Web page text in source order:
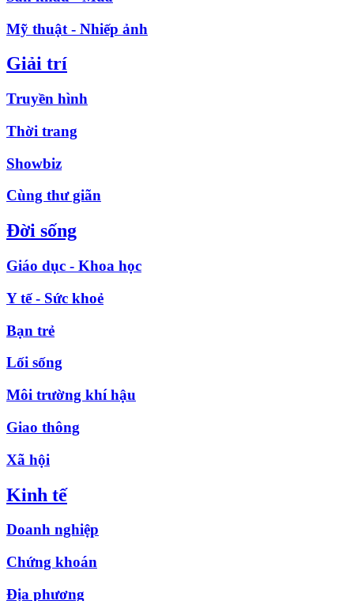
Mỹ thuật - Nhiếp ảnh
Giải trí
Truyền hình
Thời trang
Showbiz
Cùng thư giãn
Đời sống
Giáo dục - Khoa học
Y tế - Sức khoẻ
Bạn trẻ
Lối sống
Môi trường khí hậu
Giao thông
Xã hội
Kinh tế
Doanh nghiệp
Chứng khoán
Địa phương